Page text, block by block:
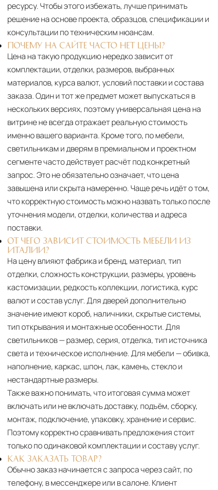
ресурсу. Чтобы этого избежать, лучше принимать
решение на основе проекта, образцов, спецификации и
консультации по техническим нюансам.
ПОЧЕМУ НА САЙТЕ ЧАСТО НЕТ ЦЕНЫ?
Цена на такую продукцию нередко зависит от
комплектации, отделки, размеров, выбранных
материалов, курса валют, условий поставки и состава
заказа. Один и тот же предмет может выпускаться в
нескольких версиях, поэтому универсальная цена на
витрине не всегда отражает реальную стоимость
именно вашего варианта. Кроме того, по мебели,
светильникам и дверям в премиальном и проектном
сегменте часто действует расчёт под конкретный
запрос. Это не обязательно означает, что цена
завышена или скрыта намеренно. Чаще речь идёт о том,
что корректную стоимость можно назвать только после
уточнения модели, отделки, количества и адреса
поставки.
ОТ ЧЕГО ЗАВИСИТ СТОИМОСТЬ МЕБЕЛИ ИЗ
ИТАЛИИ?
На цену влияют фабрика и бренд, материал, тип
отделки, сложность конструкции, размеры, уровень
кастомизации, редкость коллекции, логистика, курс
валют и состав услуг. Для дверей дополнительно
значение имеют короб, наличники, скрытые системы,
тип открывания и монтажные особенности. Для
светильников — размер, серия, отделка, тип источника
света и техническое исполнение. Для мебели — обивка,
наполнение, каркас, шпон, лак, камень, стекло и
нестандартные размеры.
Также важно понимать, что итоговая сумма может
включать или не включать доставку, подъём, сборку,
монтаж, подключение, упаковку, хранение и сервис.
Поэтому корректно сравнивать предложения стоит
только по одинаковой комплектации и составу услуг.
КАК ЗАКАЗАТЬ ТОВАР?
Обычно заказ начинается с запроса через сайт, по
телефону, в мессенджере или в салоне. Клиент